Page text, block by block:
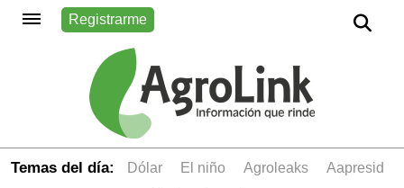
Registrarme
Temas del día: dólar el niño Agroleaks
aapresid